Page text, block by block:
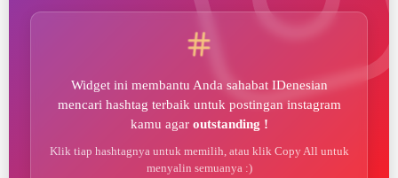
Widget ini membantu Anda sahabat IDenesian
mencari hashtag terbaik untuk postingan instagram
kamu agar outstanding !
Klik tiap hashtagnya untuk memilih, atau klik Copy All untuk
menyalin semuanya :)